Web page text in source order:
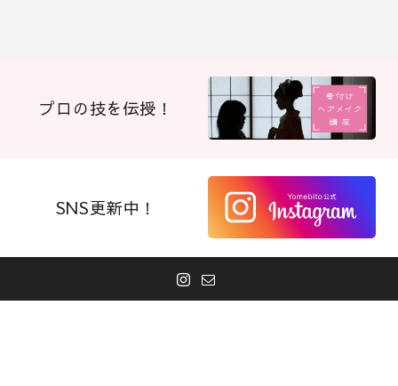
プロの技を伝授！
SNS更新中！
お問合せ